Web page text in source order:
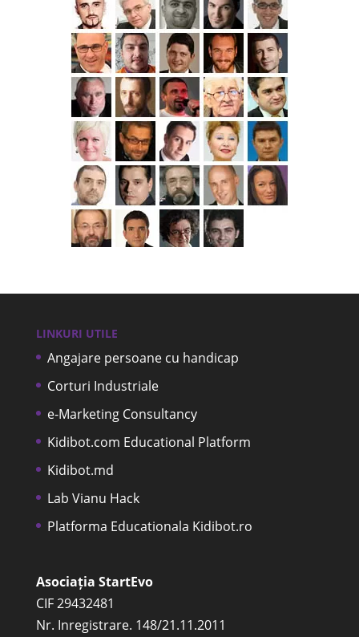
LINKURI UTILE
Angajare persoane cu handicap
Corturi Industriale
e-Marketing Consultancy
Kidibot.com Educational Platform
Kidibot.md
Lab Vianu Hack
Platforma Educationala Kidibot.ro
Asociația StartEvo
CIF 29432481
Nr. Inregistrare. 148/21.11.2011